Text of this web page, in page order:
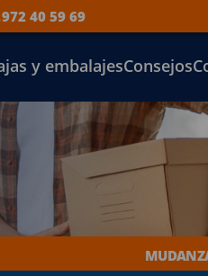
972 40 59 69
y embalajesConsejos